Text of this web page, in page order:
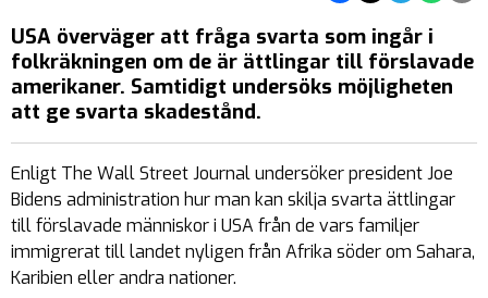
USA överväger att fråga svarta som ingår i
folkräkningen om de är ättlingar till förslavade
amerikaner. Samtidigt undersöks möjligheten
att ge svarta skadestånd.
Enligt The Wall Street Journal undersöker president Joe
Bidens administration hur man kan skilja svarta ättlingar
till förslavade människor i USA från de vars familjer
immigrerat till landet nyligen från Afrika söder om Sahara,
Karibien eller andra nationer.